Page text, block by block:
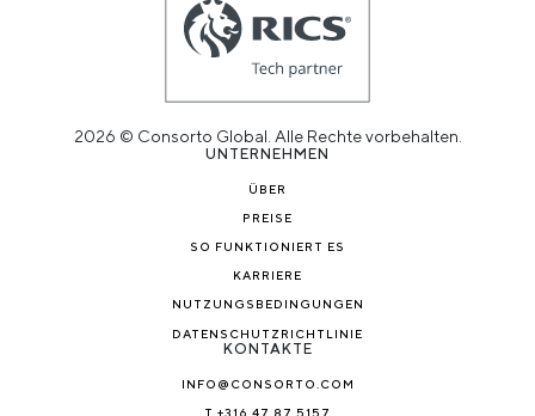
2026 © Consorto Global. Alle Rechte vorbehalten.
UNTERNEHMEN
ÜBER
PREISE
SO FUNKTIONIERT ES
KARRIERE
NUTZUNGSBEDINGUNGEN
DATENSCHUTZRICHTLINIE
KONTAKTE
INFO@CONSORTO.COM
T +316 47 87 5157